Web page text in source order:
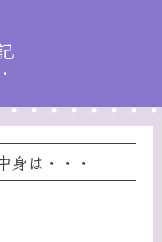
身は・・・